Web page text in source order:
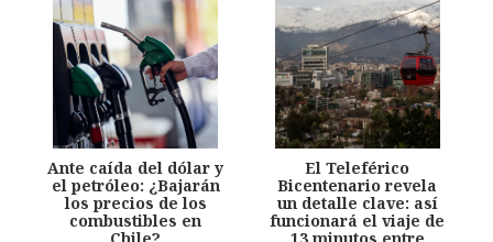
Ante caída del dólar y
el petróleo: ¿Bajarán
los precios de los
combustibles en
El Teleférico
Bicentenario revela
un detalle clave: así
funcionará el viaje de